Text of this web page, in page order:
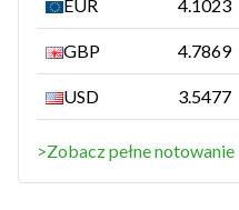
EUR 4.1023
GBP 4.7869
USD 3.5477
>Zobacz pełne notowanie